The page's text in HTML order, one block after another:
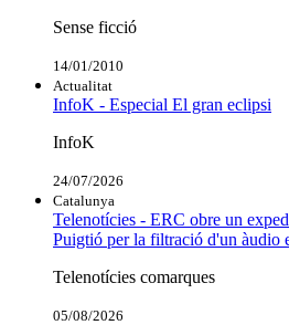
Sense ficció
14/01/2010
Actualitat
InfoK - Especial El gran eclipsi
InfoK
24/07/2026
Catalunya
Telenotícies - ERC obre un
Puigtió per la filtració d'un àudio
Telenotícies comarques
05/08/2026